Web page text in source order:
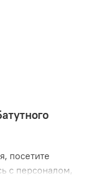
посетите
с персоналом,